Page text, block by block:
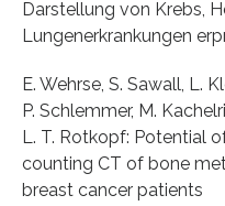
Darstellung von Krebs,
Lungenerkrankungen
E. Wehrse, S. Sawall, L.
P. Schlemmer, M.
L. T. Rotkopf: Potential
counting CT of bone
breast cancer patients